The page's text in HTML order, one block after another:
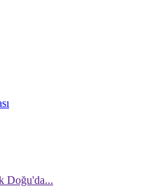
Doğu'da...